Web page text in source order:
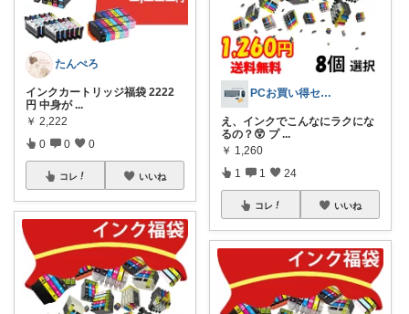
たんぺろ
インクカートリッジ福袋 2222
円 中身が ...
￥ 2,222
0 0 0
コレ いいね
PCお買い得セレクト
え、インクでこんなにラクにな
るの？😲 プ ...
￥ 1,260
1 1 24
コレ いいね